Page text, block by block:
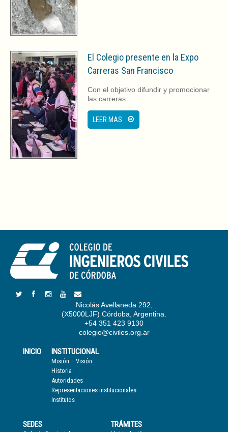
El Colegio presente en la Expo
Carreras San Francisco
Con el objetivo difundir y promocionar
las carreras…
LEER MAS
Nicolás Avellaneda 292,
(X5000LJF) Córdoba, Argentina.
+54 351 423 9130
colegio@civiles.org.ar
INICIO INSTITUCIONAL
Misión – Visión
Historia
Autoridades
Representaciones institucionales
Institutos
SEDES TRÁMITES